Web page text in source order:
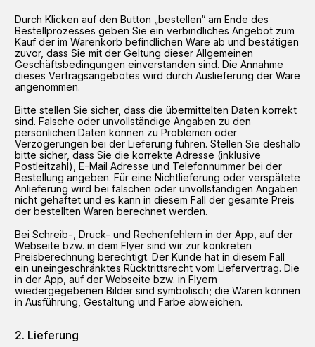
Durch Klicken auf den Button „bestellen“ am Ende des
Bestellprozesses geben Sie ein verbindliches Angebot zum
Kauf der im Warenkorb befindlichen Ware ab und bestätigen
zuvor, dass Sie mit der Geltung dieser Allgemeinen
Geschäftsbedingungen einverstanden sind. Die Annahme
dieses Vertragsangebotes wird durch Auslieferung der Ware
angenommen.
Bitte stellen Sie sicher, dass die übermittelten Daten korrekt
sind. Falsche oder unvollständige Angaben zu den
persönlichen Daten können zu Problemen oder
Verzögerungen bei der Lieferung führen. Stellen Sie deshalb
bitte sicher, dass Sie die korrekte Adresse (inklusive
Postleitzahl), E-Mail Adresse und Telefonnummer bei der
Bestellung angeben. Für eine Nichtlieferung oder verspätete
Anlieferung wird bei falschen oder unvollständigen Angaben
nicht gehaftet und es kann in diesem Fall der gesamte Preis
der bestellten Waren berechnet werden.
Bei Schreib-, Druck- und Rechenfehlern in der App, auf der
Webseite bzw. in dem Flyer sind wir zur konkreten
Preisberechnung berechtigt. Der Kunde hat in diesem Fall
ein uneingeschränktes Rücktrittsrecht vom Liefervertrag. Die
in der App, auf der Webseite bzw. in Flyern
wiedergegebenen Bilder sind symbolisch; die Waren können
in Ausführung, Gestaltung und Farbe abweichen.
Lieferung